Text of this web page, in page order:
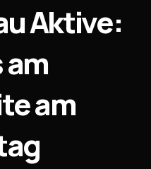
Aktive:
am